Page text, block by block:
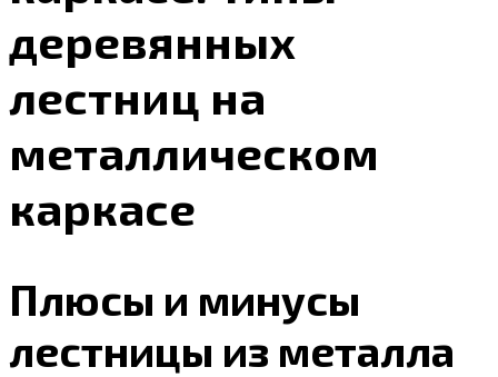
деревянных
лестниц на
металлическом
каркасе
Плюсы и минусы
лестницы из металла